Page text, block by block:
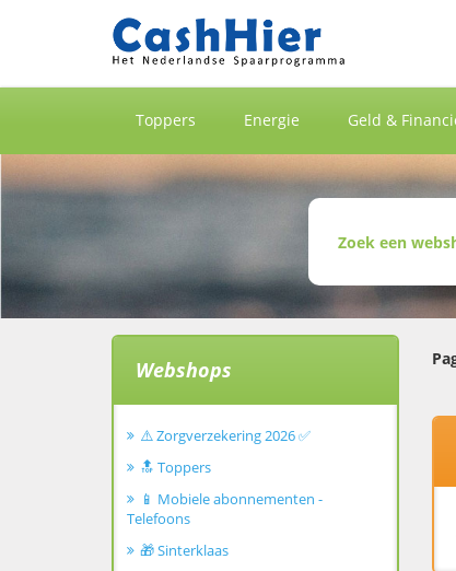
Toppers Energie Geld &
Webshops
⚠️ Zorgverzekering 2026 ✅
🔝 Toppers
📱 Mobiele abonnementen -
Telefoons
🎁 Sinterklaas